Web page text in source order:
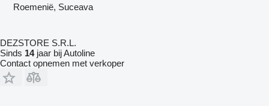
Roemenië, Suceava
DEZSTORE S.R.L.
Sinds 14jaar bij Autoline
Contact opnemen met verkoper